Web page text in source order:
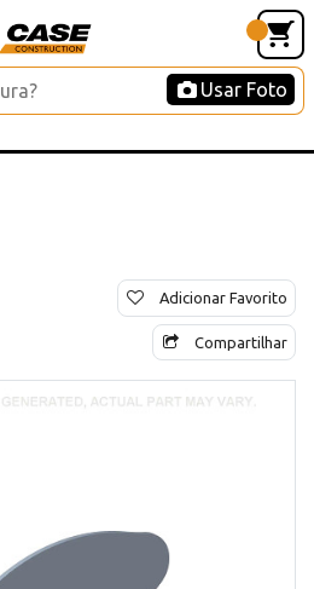
Usar Foto
Adicionar Favorito
Compartilhar